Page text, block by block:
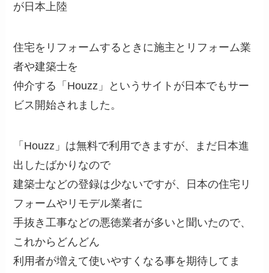
が日本上陸
住宅をリフォームするときに施主とリフォーム業
者や建築士を
仲介する「Houzz」というサイトが日本でもサー
ビス開始されました。
「Houzz」は無料で利用できますが、まだ日本進
出したばかりなので
建築士などの登録は少ないですが、日本の住宅リ
フォームやリモデル業者に
手抜き工事などの悪徳業者が多いと聞いたので、
これからどんどん
利用者が増えて使いやすくなる事を期待してま